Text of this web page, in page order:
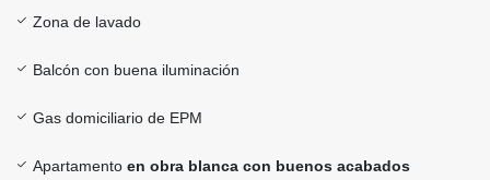
Zona de lavado
Balcón con buena iluminación
Gas domiciliario de EPM
Apartamento en obra blanca con buenos acabados